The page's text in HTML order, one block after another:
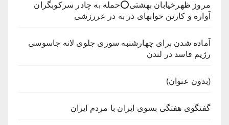
مروز ظهرخیابان بهشتی⭕️حمله به چادر سرکوبگران
آواره و کارتن خوابهای در به در عررزشی
آماده شدن برای چهارشنبه سوری جلوی لانه جاسوسی
رژیم فاسد در لندن
(بدون عنوان)
گفتگوی هفتگی بسوی ایران با مردم ایران